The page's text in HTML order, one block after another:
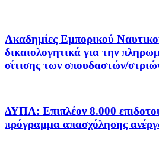
Ακαδημίες Εμπορικού
δικαιολογητικά για την
σίτισης των σπουδαστών/
ΔΥΠΑ: Επιπλέον 8.000
πρόγραμμα απασχόλησης